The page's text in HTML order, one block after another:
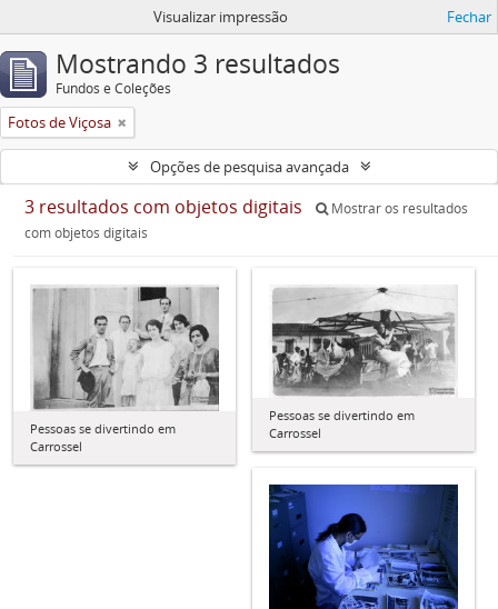
Visualizar impressão Fechar
Mostrando 3 resultados
Fundos e Coleções
Fotos de Viçosa
Opções de pesquisa avançada
3 resultados com objetos digitais
Mostrar os resultados
com objetos digitais
Pessoas se divertindo em
Carrossel
Pessoas se divertindo em
Carrossel